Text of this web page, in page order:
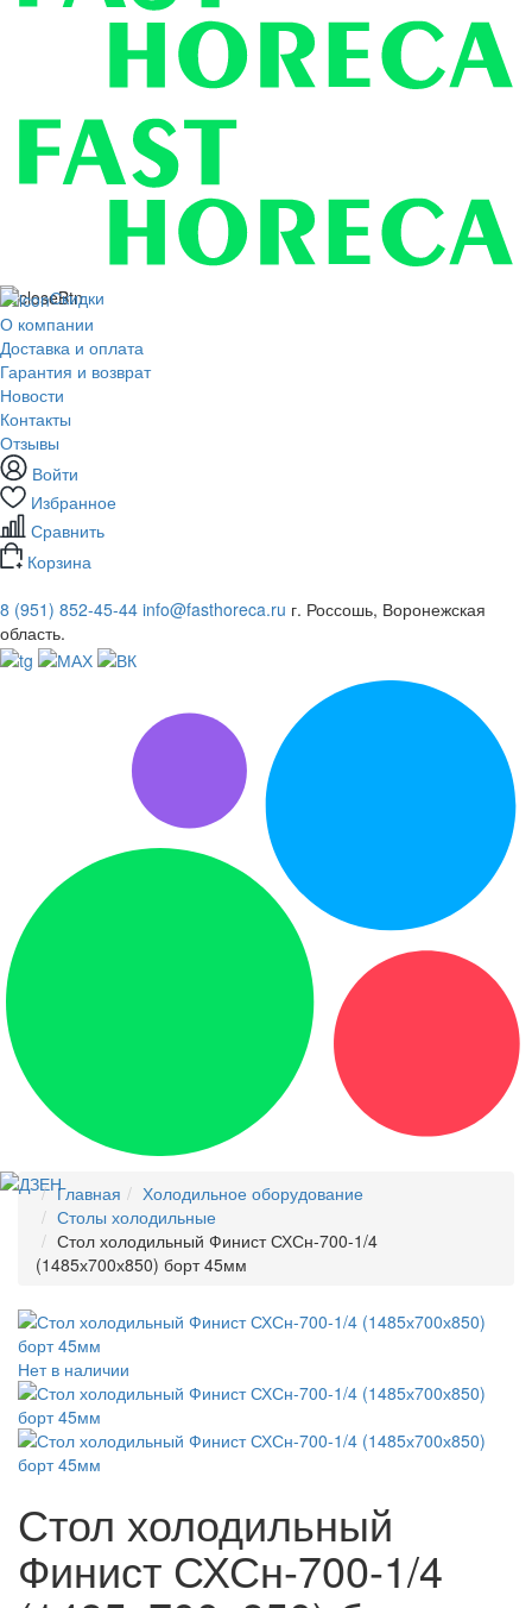
Скидки
О компании
Доставка и оплата
Гарантия и возврат
Новости
Контакты
Отзывы
Войти
Избранное
Сравнить
Корзина
8 (951) 852-45-44 info@fasthoreca.ru г. Россошь, Воронежская
область.
Главная
Холодильное оборудование
Столы холодильные
Стол холодильный Финист СХСн-700-1/4
(1485х700х850) борт 45мм
Нет в наличии
Стол холодильный
Финист СХСн-700-1/4